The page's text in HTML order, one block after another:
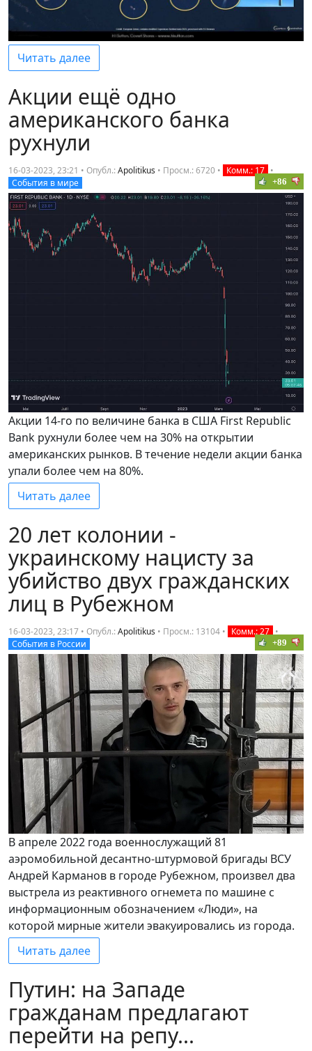
Читать далее
Акции ещё одно
американского банка
рухнули
16-03-2023, 23:21 • Опубл.:Apolitikus • Просм.: 6720 • Комм.: 17 •
События в мире
+86
Акции 14-го по величине банка в США First Republic
Bank рухнули более чем на 30% на открытии
американских рынков. В течение недели акции банка
упали более чем на 80%.
Читать далее
20 лет колонии -
украинскому нацисту за
убийство двух гражданских
лиц в Рубежном
16-03-2023, 23:17 • Опубл.:Apolitikus • Просм.: 13104 • Комм.: 27 •
События в России
+89
В апреле 2022 года военнослужащий 81
аэромобильной десантно-штурмовой бригады ВСУ
Андрей Карманов в городе Рубежном, произвел два
выстрела из реактивного огнемета по машине с
информационным обозначением «Люди», на
которой мирные жители эвакуировались из города.
Читать далее
Путин: на Западе
гражданам предлагают
перейти на репу...